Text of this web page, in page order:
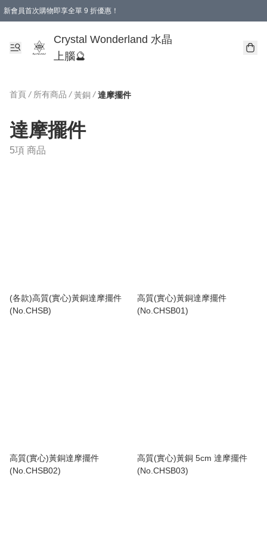
新會員首次購物即享全單 9 折優惠！
Crystal Wonderland 水晶
上腦🔮
首頁 / 所有商品 / 黃銅 / 達摩擺件
達摩擺件
5項 商品
(各款)高質(實心)黃銅達摩擺件
(No.CHSB)
高質(實心)黃銅達摩擺件
(No.CHSB01)
高質(實心)黃銅達摩擺件
(No.CHSB02)
高質(實心)黃銅 5cm 達摩擺件
(No.CHSB03)